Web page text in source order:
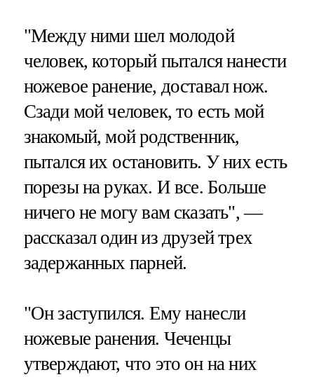
"Между ними шел молодой
человек, который пытался нанести
ножевое ранение, доставал нож.
Сзади мой человек, то есть мой
знакомый, мой родственник,
пытался их остановить. У них есть
порезы на руках. И все. Больше
ничего не могу вам сказать", —
рассказал один из друзей трех
задержанных парней.
"Он заступился. Ему нанесли
ножевые ранения. Чеченцы
утверждают, что это он на них